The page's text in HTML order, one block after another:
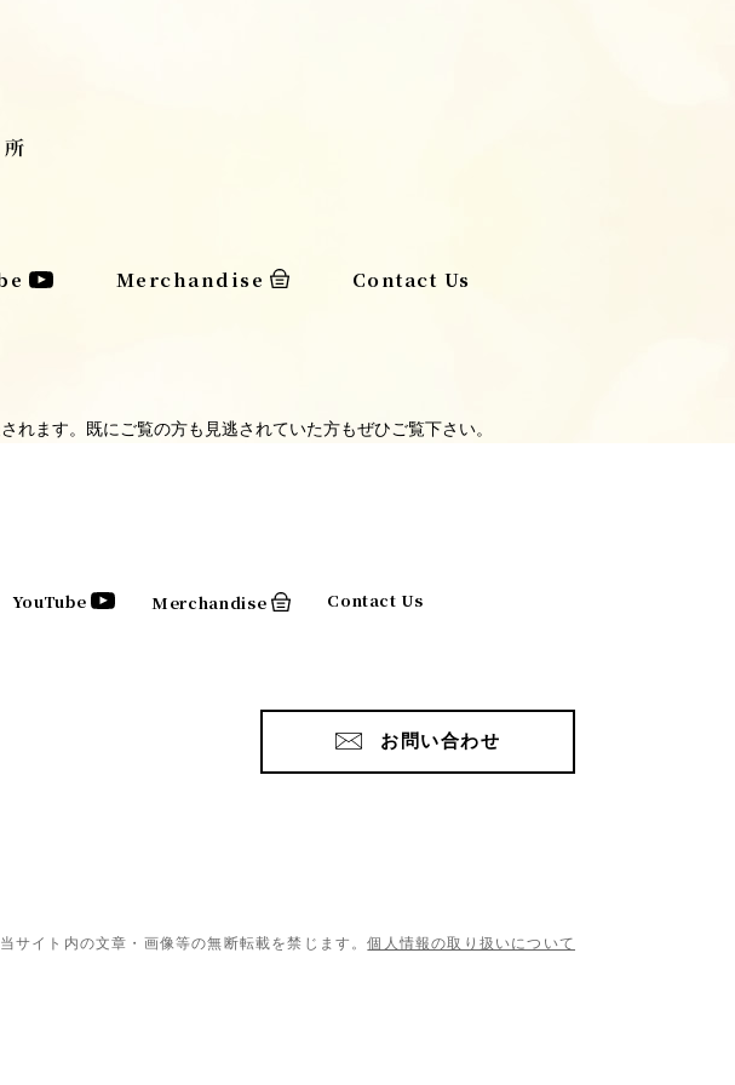
Merchandise Contact Us
ます。既にご覧の方も見逃されていた方もぜひご覧下さい。
YouTube Merchandise Contact Us
お問い合わせ
サイト内の文章・画像等の無断転載を禁じます。個人情報の取り扱いについて